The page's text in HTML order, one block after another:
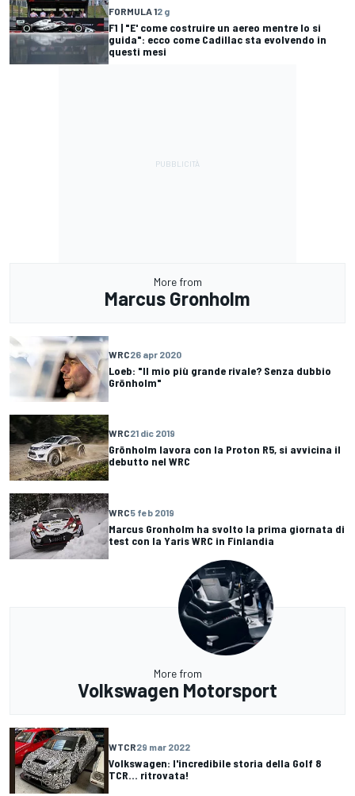
FORMULA 12 g
F1 | "E' come costruire un aereo mentre lo si
guida": ecco come Cadillac sta evolvendo in
questi mesi
More from
Marcus Gronholm
WRC26 apr 2020
Loeb: "Il mio più grande rivale? Senza dubbio
Grönholm"
WRC21 dic 2019
Grönholm lavora con la Proton R5, si avvicina il
debutto nel WRC
WRC5 feb 2019
Marcus Gronholm ha svolto la prima giornata di
test con la Yaris WRC in Finlandia
More from
Volkswagen Motorsport
WTCR29 mar 2022
Volkswagen: l'incredibile storia della Golf 8
TCR... ritrovata!